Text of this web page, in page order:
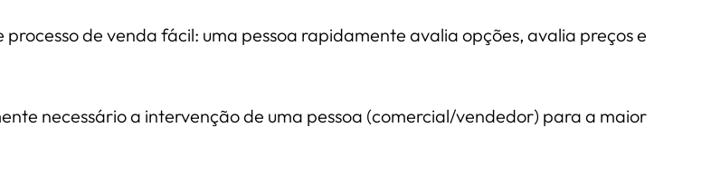
de venda fácil: uma pessoa rapidamente avalia opções, avalia preços e
necessário a intervenção de uma pessoa (comercial/vendedor) para a maior